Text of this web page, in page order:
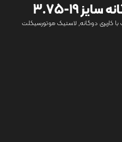
19-3.75
کاربری دوگانه, لاستیک موتورسیکلت